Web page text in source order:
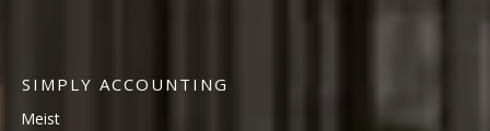
SIMPLY ACCOUNTING
Meist